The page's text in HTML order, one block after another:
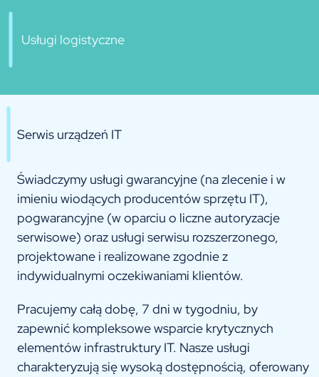
Usługi logistyczne
Serwis urządzeń IT
Świadczymy usługi gwarancyjne (na zlecenie i w
imieniu wiodących producentów sprzętu IT),
pogwarancyjne (w oparciu o liczne autoryzacje
serwisowe) oraz usługi serwisu rozszerzonego,
projektowane i realizowane zgodnie z
indywidualnymi oczekiwaniami klientów.
Pracujemy całą dobę, 7 dni w tygodniu, by
zapewnić kompleksowe wsparcie krytycznych
elementów infrastruktury IT. Nasze usługi
charakteryzują się wysoką dostępnością, oferowany